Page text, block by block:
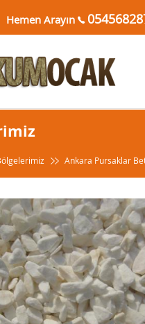
Hemen Arayın
Ankara Pursaklar